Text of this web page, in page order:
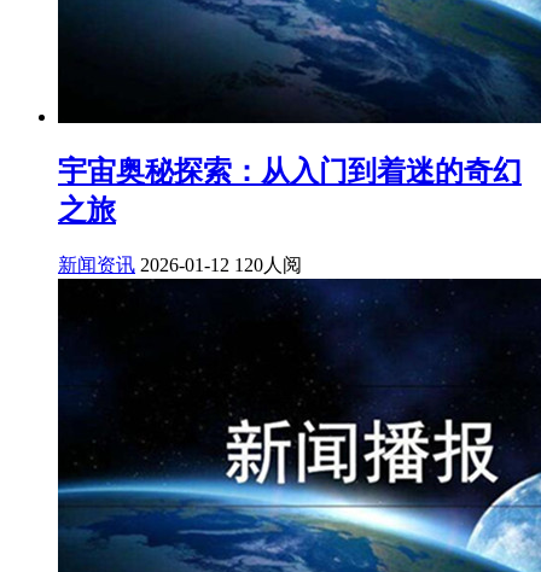
宇宙奥秘探索：从入门到着迷的奇幻
之旅
新闻资讯 2026-01-12 120人阅